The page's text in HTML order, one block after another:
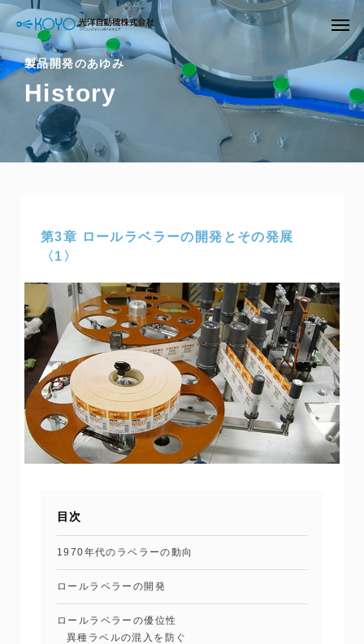
製品開発のあゆみ
History
第3章 ロールラベラーの開発とその発展
〈1〉
目次
1970年代のラベラーの動向
ロールラベラーの開発
ロールラベラーの優位性
異種ラベルの混入を防ぐ